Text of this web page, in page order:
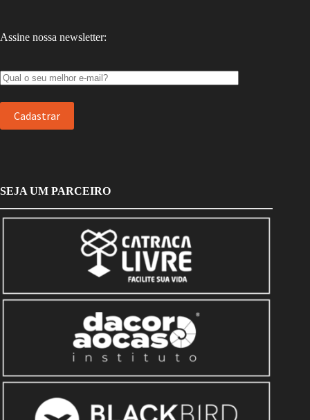
Assine nossa newsletter:
SEJA UM PARCEIRO